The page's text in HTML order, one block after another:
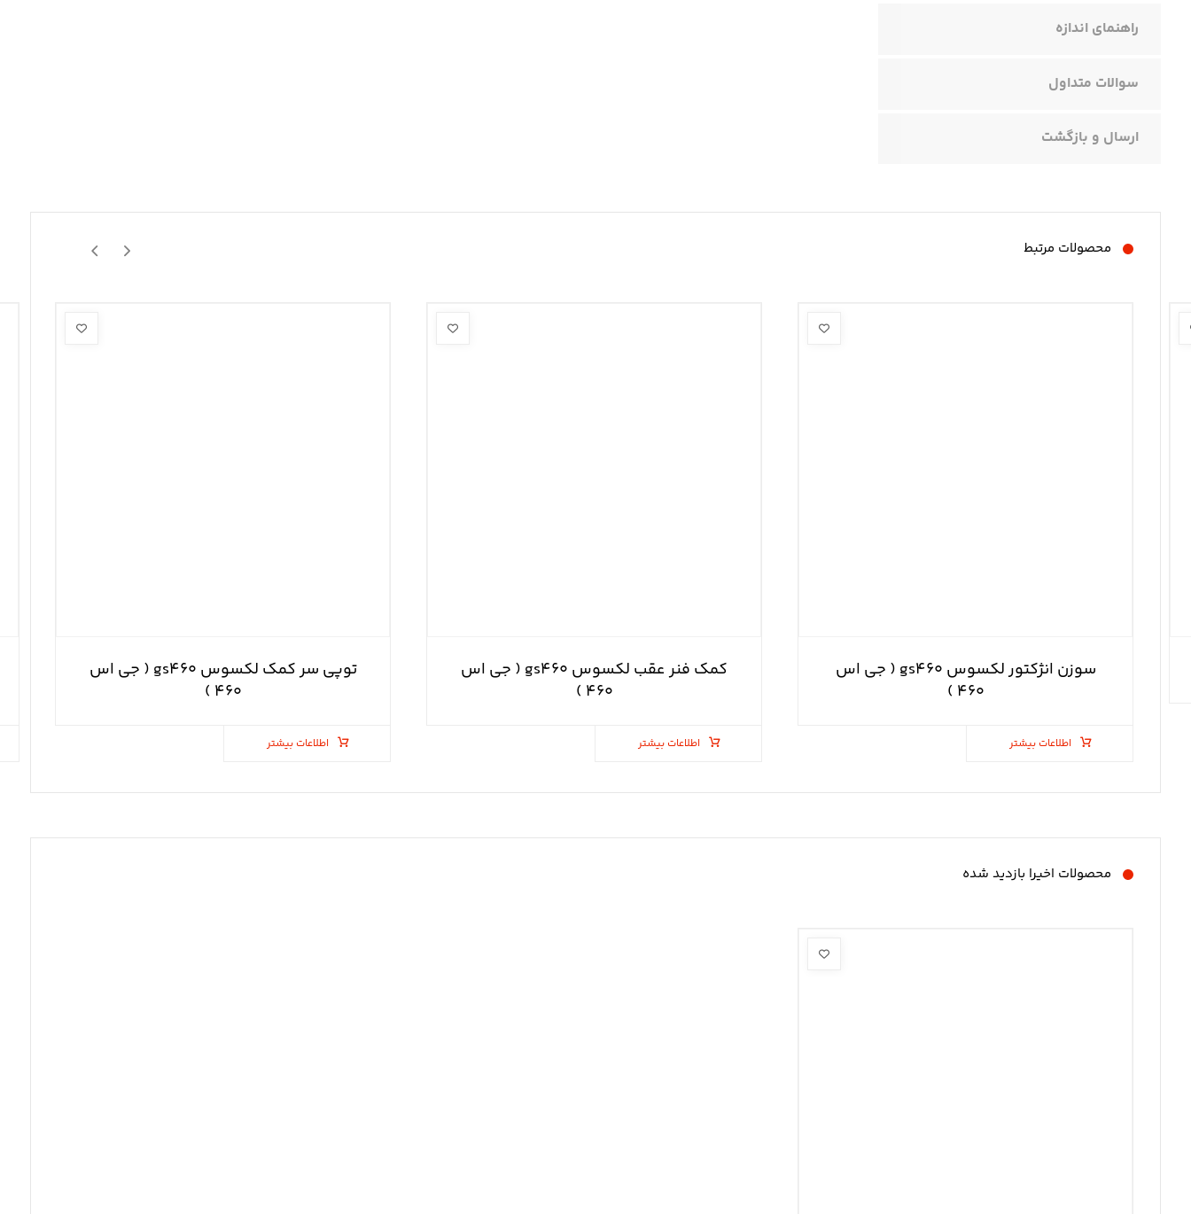
راهنمای اندازه
سوالات متداول
ارسال و بازگشت
محصولات مرتبط
سوزن انژکتور لکسوس gs۴۶۰ ( جی اس
۴۶۰ )
اطلاعات بیشتر
کمک فنر عقب لکسوس gs۴۶۰ ( جی اس
۴۶۰ )
اطلاعات بیشتر
توپی سر کمک لکسوس gs۴۶۰ ( جی اس
۴۶۰ )
اطلاعات بیشتر
محصولات اخیرا بازدید شده